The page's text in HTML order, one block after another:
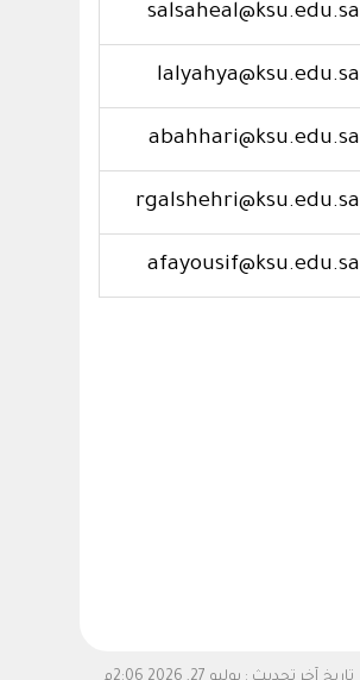
salsaheal@ksu.edu.sa
lalyahya@ksu.edu.sa
abahhari@ksu.edu.sa
rgalshehri@ksu.edu.sa
afayousif@ksu.edu.sa